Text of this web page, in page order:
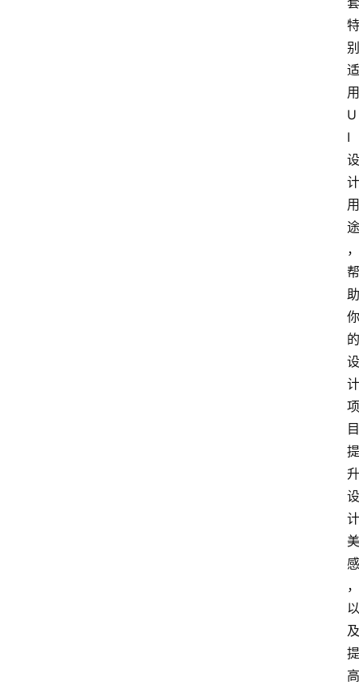
特
别
适
用
U
I
设
计
用
途
，
帮
助
你
的
设
计
项
目
提
升
设
计
美
感
，
以
及
提
高